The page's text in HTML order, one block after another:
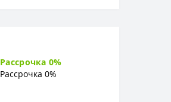
Рассрочка 0%
Рассрочка 0%